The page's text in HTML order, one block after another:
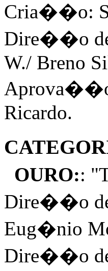
Cria��o:
Dire��o
W./ Breno
Ricardo.
OURO::
Dire��o
Eug�nio
Dire��o de